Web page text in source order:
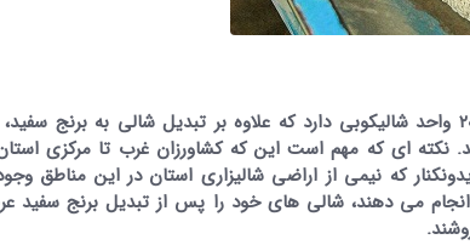
استان مازندران حدود یکهزار و ۲۰۰ واحد شالیکوبی دارد که علاوه بر تبدیل
ای که مهم است این که کشاورزان غرب تا مرکزی
که نیمی از اراضی شالیزاری استان در این مناطق
می دهند، شالی های خود را پس از تبدیل برنج سفید